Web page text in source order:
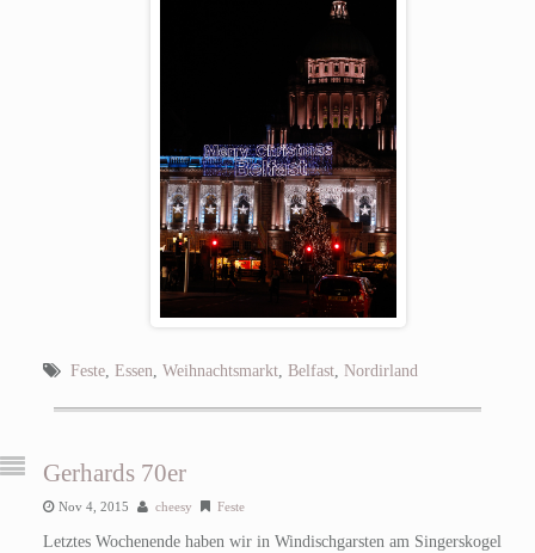
Feste, Essen, Weihnachtsmarkt, Belfast, Nordirland
Gerhards 70er
Nov 4, 2015 cheesy Feste
Letztes Wochenende haben wir in Windischgarsten am Singerskogel